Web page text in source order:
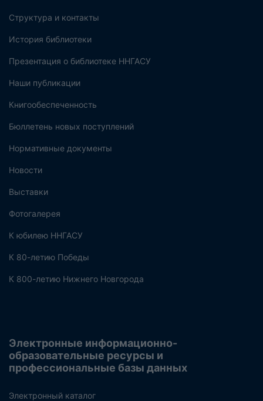
Структура и контакты
История библиотеки
Презентация о библиотеке ННГАСУ
Наши публикации
Книгообеспеченность
Бюллетень новых поступлений
Нормативные документы
Новости
Выставки
Фотогалерея
К юбилею ННГАСУ
К 80-летию Победы
К 800-летию Нижнего Новгорода
Электронные информационно-
образовательные ресурсы и
профессиональные базы данных
Электронный каталог